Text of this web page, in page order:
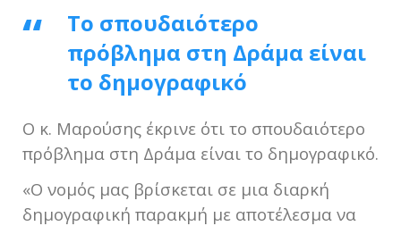
Το σπουδαιότερο
πρόβλημα στη Δράμα είναι
το δημογραφικό
Ο κ. Μαρούσης έκρινε ότι το σπουδαιότερο
πρόβλημα στη Δράμα είναι το δημογραφικό.
«Ο νομός μας βρίσκεται σε μια διαρκή
δημογραφική παρακμή με αποτέλεσμα να